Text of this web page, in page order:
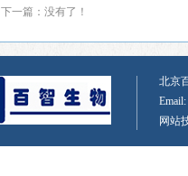
下一篇：没有了！
北京
网站